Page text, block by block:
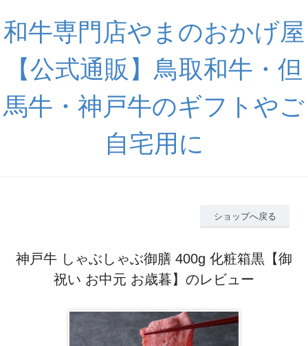
和牛専門店やまのおかげ屋
【公式通販】鳥取和牛・但
馬牛・神戸牛のギフトやご
自宅用に
ショップへ戻る
神戸牛 しゃぶしゃぶ御膳 400g 化粧箱黒【御
祝い お中元 お歳暮】のレビュー